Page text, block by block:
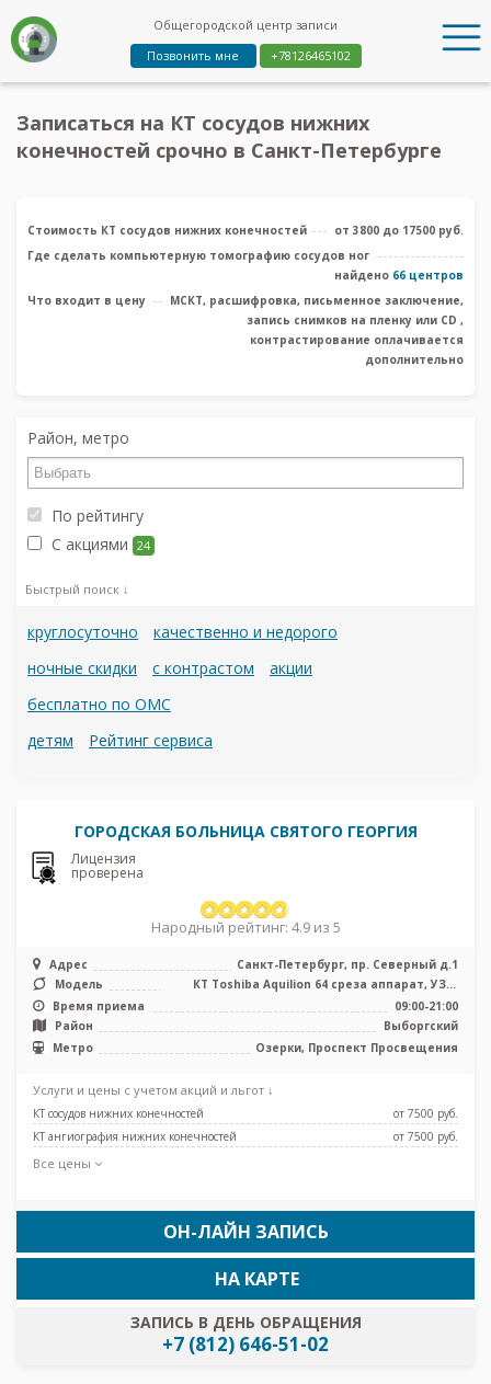
Общегородской центр записи
Позвонить мне
+78126465102
Записаться на КТ сосудов нижних
конечностей срочно в Санкт-Петербурге
Стоимость КТ сосудов нижних конечностей
от 3800 до 17500 руб.
Где сделать компьютерную томографию сосудов ног
найдено 66 центров
Что входит в цену
МСКТ, расшифровка, письменное заключение,
запись снимков на пленку или CD ,
контрастирование оплачивается
дополнительно
Район, метро
По рейтингу
С акциями 24
Быстрый поиск ↓
круглосуточно
качественно и недорого
ночные скидки
с контрастом
акции
бесплатно по ОМС
детям
Рейтинг сервиса
ГОРОДСКАЯ БОЛЬНИЦА СВЯТОГО ГЕОРГИЯ
Лицензия
проверена
Народный рейтинг: 4.9 из 5
Адрес
Санкт-Петербург, пр. Северный д.1
Модель
КТ Toshiba Aquilion 64 среза аппарат, УЗИ,
рентген
Время приема
09:00-21:00
Район
Выборгский
Метро
Озерки, Проспект Просвещения
Услуги и цены с учетом акций и льгот ↓
КТ сосудов нижних конечностей
от 7500 pуб.
КТ ангиография нижних конечностей
от 7500 pуб.
Все цены
ОН-ЛАЙН ЗАПИСЬ
ЗАПИСЬ В ДЕНЬ ОБРАЩЕНИЯ
+7 (812) 646-51-02
НА КАРТЕ